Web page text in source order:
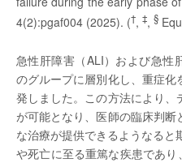
4(2):pgaf004 (2025). (†, ‡, §
急性肝障害（ALI）および急性
のグループに層別化し、重症
発しました。この方法により
が可能となり、医師の臨床判
な治療が提供できるようなる
や死亡に至る重篤な疾患であ